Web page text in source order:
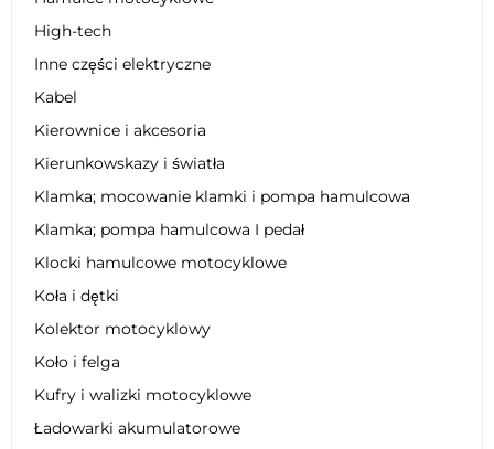
High-tech
Inne części elektryczne
Kabel
Kierownice i akcesoria
Kierunkowskazy i światła
Klamka; mocowanie klamki i pompa hamulcowa
Klamka; pompa hamulcowa I pedał
Klocki hamulcowe motocyklowe
Koła i dętki
Kolektor motocyklowy
Koło i felga
Kufry i walizki motocyklowe
Ładowarki akumulatorowe